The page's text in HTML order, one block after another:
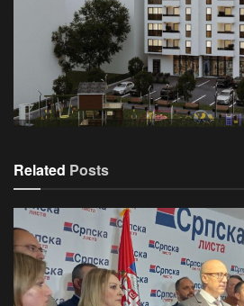
Related Posts